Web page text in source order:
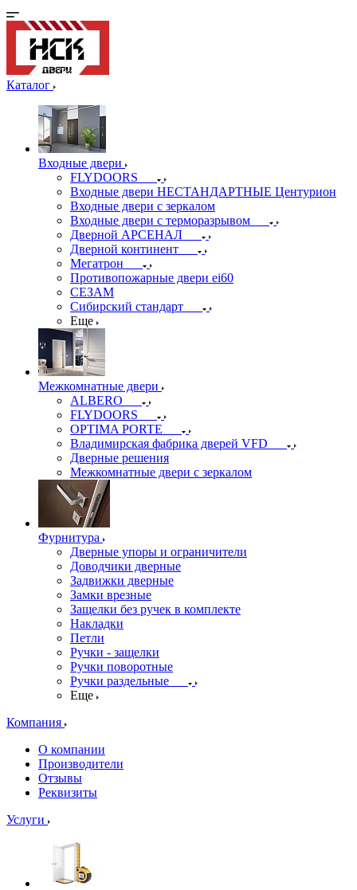
Каталог
Входные двери
FLYDOORS
Входные двери НЕСТАНДАРТНЫЕ Центурион
Входные двери с зеркалом
Входные двери с терморазрывом
Дверной АРСЕНАЛ
Дверной континент
Мегатрон
Противопожарные двери ei60
СЕЗАМ
Сибирский стандарт
Еще
Межкомнатные двери
ALBERO
FLYDOORS
OPTIMA PORTE
Владимирская фабрика дверей VFD
Дверные решения
Межкомнатные двери c зеркалом
Фурнитура
Дверные упоры и ограничители
Доводчики дверные
Задвижки дверные
Замки врезные
Защелки без ручек в комплекте
Накладки
Петли
Ручки - защелки
Ручки поворотные
Ручки раздельные
Еще
Компания
О компании
Производители
Отзывы
Реквизиты
Услуги